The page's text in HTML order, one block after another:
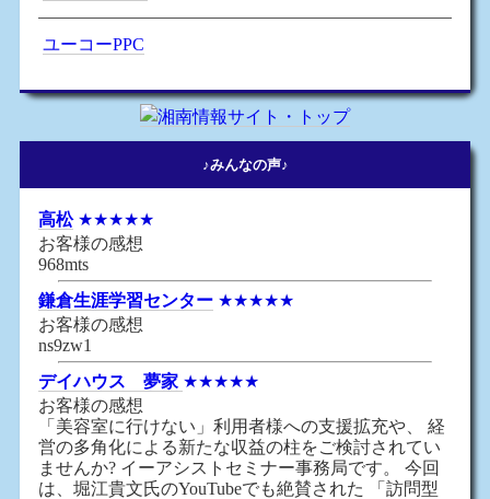
ユーコーPPC
♪みんなの声♪
高松 ★★★★★
お客様の感想
968mts
鎌倉生涯学習センター ★★★★★
お客様の感想
ns9zw1
デイハウス 夢家 ★★★★★
お客様の感想
「美容室に行けない」利用者様への支援拡充や、 経
営の多角化による新たな収益の柱をご検討されてい
ませんか? イーアシストセミナー事務局です。 今回
は、堀江貴文氏のYouTubeでも絶賛された 「訪問型